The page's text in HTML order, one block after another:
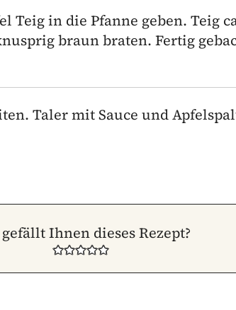
Teig in die Pfanne geben. Teig
braun braten. Fertig
Taler mit Sauce und
Ihnen dieses Rezept?